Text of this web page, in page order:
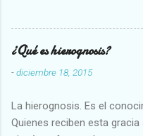
Abundante-Escaso,etc 2
Vulgar Enérgico-Inerte
Intelectuales
Evidente-Probable,etc b)
malvado Justo-Injusto
Armonioso-Inarmonioso 4
¿Qué es hierognosis?
-diciembre 18, 2015
La hierognosis. Es el
Quienes reciben esta